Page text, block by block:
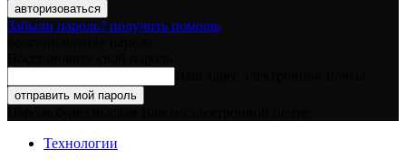
Забыли пароль? получить помощь
Технологии